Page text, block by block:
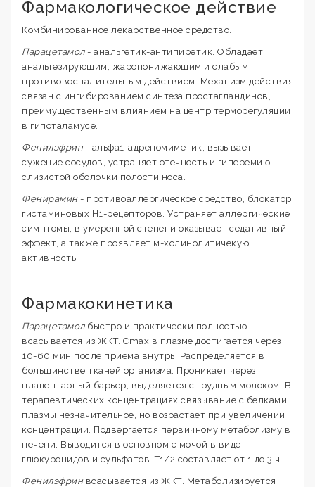
Фармакологическое действие
Комбинированное лекарственное средство.
Парацетамол- анальгетик-антипиретик. Обладает
анальгезирующим, жаропонижающим и слабым
противовоспалительным действием. Механизм действия
связан с ингибированием синтеза простагландинов,
преимущественным влиянием на центр терморегуляции
в гипоталамусе.
Фенилэфрин- альфа1-адреномиметик, вызывает
сужение сосудов, устраняет отечность и гиперемию
слизистой оболочки полости носа.
Фенирамин - противоаллергическое средство, блокатор
гистаминовых H1-рецепторов. Устраняет аллергические
симптомы, в умеренной степени оказывает седативный
эффект, а также проявляет м-холинолитичекую
активность.
Фармакокинетика
Парацетамолбыстро и практически полностью
всасывается из ЖКТ. Cmax в плазме достигается через
10-60 мин после приема внутрь. Распределяется в
большинстве тканей организма. Проникает через
плацентарный барьер, выделяется с грудным молоком. В
терапевтических концентрациях связывание с белками
плазмы незначительное, но возрастает при увеличении
концентрации. Подвергается первичному метаболизму в
печени. Выводится в основном с мочой в виде
глюкуронидов и сульфатов. T1/2 составляет от 1 до 3 ч.
Фенилэфрин всасывается из ЖКТ. Метаболизируется